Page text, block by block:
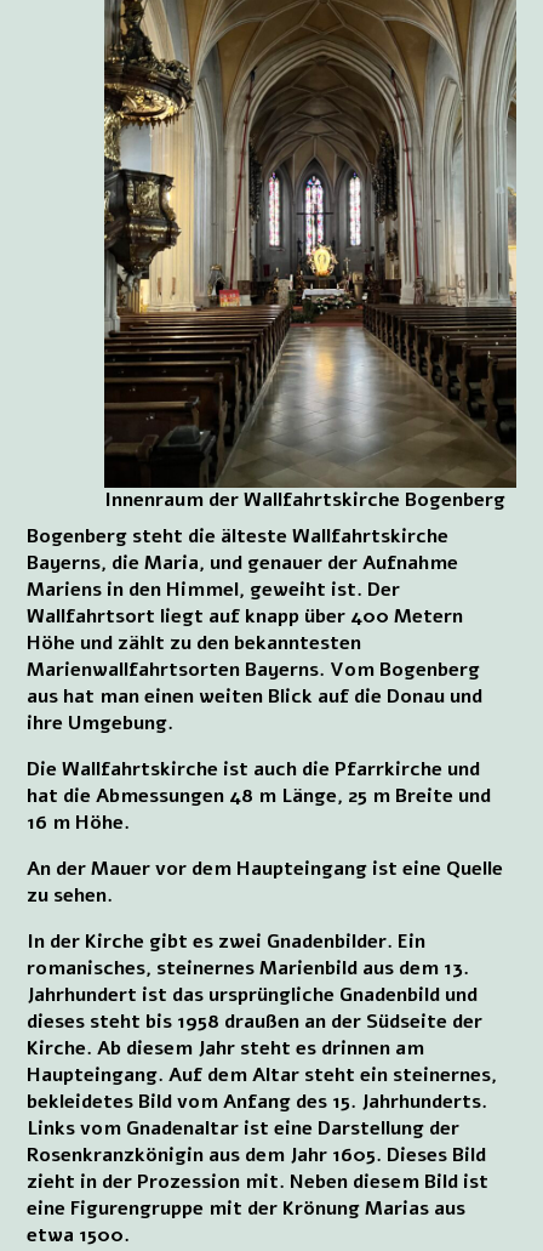
Innenraum der Wallfahrtskirche Bogenberg
Bogenberg steht die älteste Wallfahrtskirche
Bayerns, die Maria, und genauer der Aufnahme
Mariens in den Himmel, geweiht ist. Der
Wallfahrtsort liegt auf knapp über 400 Metern
Höhe und zählt zu den bekanntesten
Marienwallfahrtsorten Bayerns. Vom Bogenberg
aus hat man einen weiten Blick auf die Donau und
ihre Umgebung.
Die Wallfahrtskirche ist auch die Pfarrkirche und
hat die Abmessungen 48 m Länge, 25 m Breite und
16 m Höhe.
An der Mauer vor dem Haupteingang ist eine Quelle
zu sehen.
In der Kirche gibt es zwei Gnadenbilder. Ein
romanisches, steinernes Marienbild aus dem 13.
Jahrhundert ist das ursprüngliche Gnadenbild und
dieses steht bis 1958 draußen an der Südseite der
Kirche. Ab diesem Jahr steht es drinnen am
Haupteingang. Auf dem Altar steht ein steinernes,
bekleidetes Bild vom Anfang des 15. Jahrhunderts.
Links vom Gnadenaltar ist eine Darstellung der
Rosenkranzkönigin aus dem Jahr 1605. Dieses Bild
zieht in der Prozession mit. Neben diesem Bild ist
eine Figurengruppe mit der Krönung Marias aus
etwa 1500.